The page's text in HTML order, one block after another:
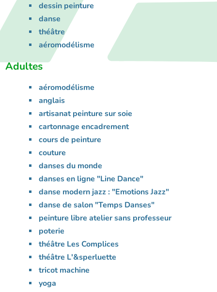
dessin peinture
danse
théâtre
aéromodélisme
Adultes
aéromodélisme
anglais
artisanat peinture sur soie
cartonnage encadrement
cours de peinture
couture
danses du monde
danses en ligne "Line Dance"
danse modern jazz : "Emotions Jazz"
danse de salon "Temps Danses"
peinture libre atelier sans professeur
poterie
théâtre Les Complices
théâtre L'&sperluette
tricot machine
yoga